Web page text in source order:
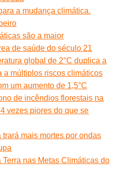
a mudança climática.
são a maior
de saúde do século 21
global de 2°C duplica a
a múltiplos riscos climáticos
um aumento de 1,5°C
de incêndios florestais na
vezes piores do que se
trará mais mortes por ondas
Terra nas Metas Climáticas do